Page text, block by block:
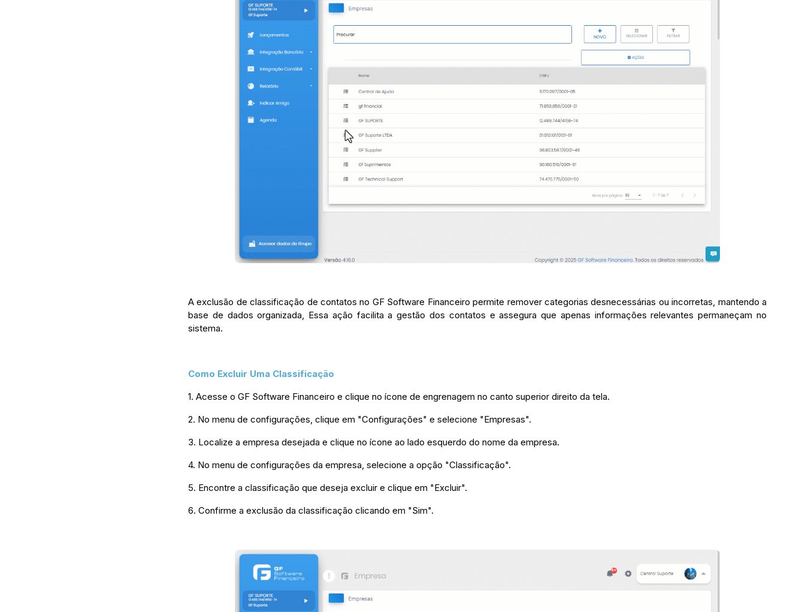
A exclusão de classificação de contatos no GF Software Financeiro permite remover categorias desnecessárias ou incorretas, mantendo a
base de dados organizada, Essa ação facilita a gestão dos contatos e assegura que apenas informações relevantes permaneçam no
sistema.
Como Excluir Uma Classificação
1. Acesse o GF Software Financeiro e clique no ícone de engrenagem no canto superior direito da tela.
2. No menu de configurações, clique em "Configurações" e selecione "Empresas".
3. Localize a empresa desejada e clique no ícone ao lado esquerdo do nome da empresa.
4. No menu de configurações da empresa, selecione a opção "Classificação".
5. Encontre a classificação que deseja excluir e clique em "Excluir".
6. Confirme a exclusão da classificação clicando em "Sim".